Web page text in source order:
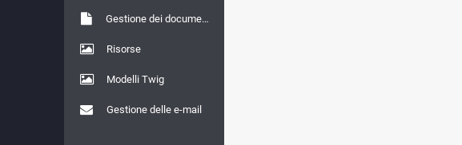
Gestione dei documenti
Risorse
Modelli Twig
Gestione delle e-mail